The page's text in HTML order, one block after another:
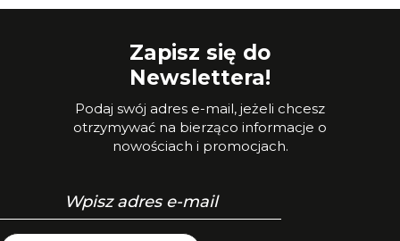
Zapisz się do
Newslettera!
Podaj swój adres e-mail, jeżeli chcesz
otrzymywać na bierząco informacje o
nowościach i promocjach.